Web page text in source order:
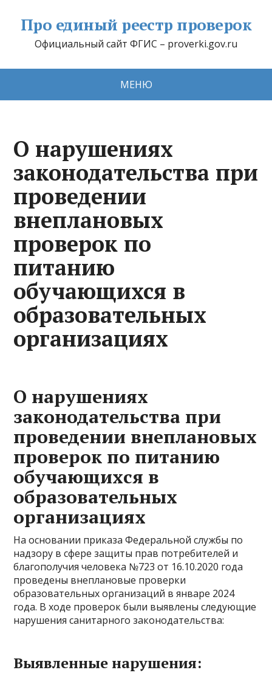
Про единый реестр проверок
Официальный сайт ФГИС – proverki.gov.ru
МЕНЮ
О нарушениях
законодательства при
проведении
внеплановых
проверок по
питанию
обучающихся в
образовательных
организациях
О нарушениях
законодательства при
проведении внеплановых
проверок по питанию
обучающихся в
образовательных
организациях
На основании приказа Федеральной службы по
надзору в сфере защиты прав потребителей и
благополучия человека №723 от 16.10.2020 года
проведены внеплановые проверки
образовательных организаций в январе 2024
года. В ходе проверок были выявлены следующие
нарушения санитарного законодательства:
Выявленные нарушения: